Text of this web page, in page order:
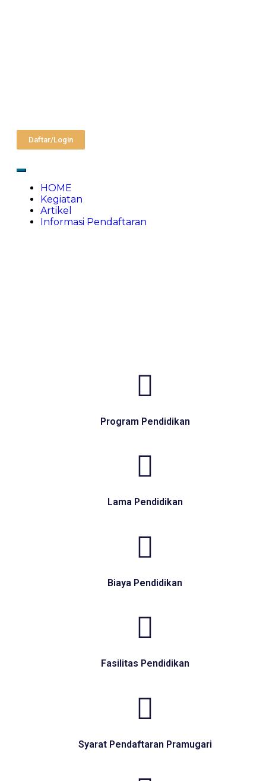
Daftar/Login
HOME
Kegiatan
Artikel
Informasi Pendaftaran
Program Pendidikan
Lama Pendidikan
Biaya Pendidikan
Fasilitas Pendidikan
Syarat Pendaftaran Pramugari